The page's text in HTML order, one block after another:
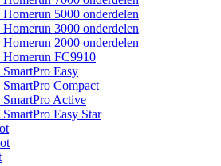
5000 onderdelen
3000 onderdelen
2000 onderdelen
Homerun FC9910
Easy
Compact
SmartPro Active
Easy Star